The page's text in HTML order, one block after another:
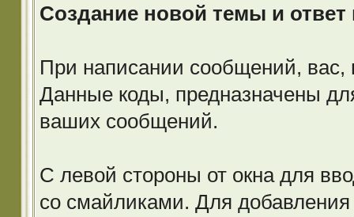
Создание новой темы и ответ
При написании сообщений, вас,
Данные коды, предназначены
ваших сообщений.
С левой стороны от окна для
со смайликами. Для добавления